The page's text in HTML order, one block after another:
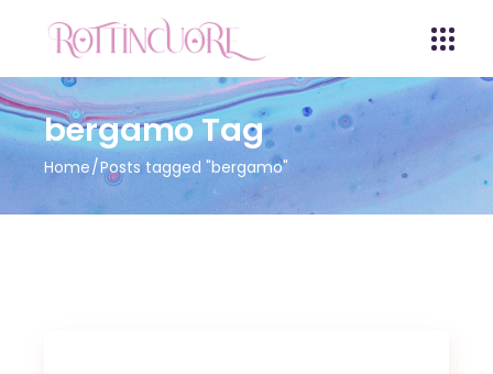
bergamo Tag
Home Posts tagged "bergamo"